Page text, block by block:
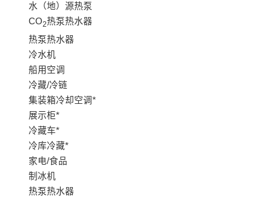
水（地）源热泵
CO2热泵热水器
热泵热水器
冷水机
船用空调
冷藏/冷链
集装箱冷却空调*
展示柜*
冷藏车*
冷库冷藏*
家电/食品
制冰机
热泵热水器